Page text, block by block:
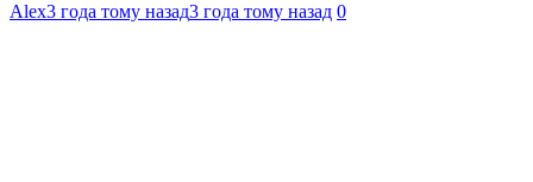
Alex3 года тому назад3 года тому назад 0